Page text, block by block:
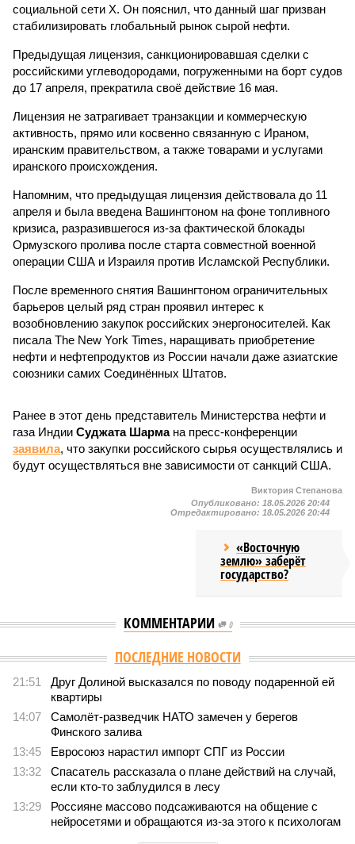
социальной сети X. Он пояснил, что данный шаг призван
стабилизировать глобальный рынок сырой нефти.
Предыдущая лицензия, санкционировавшая сделки с
российскими углеводородами, погруженными на борт судов
до 17 апреля, прекратила своё действие 16 мая.
Лицензия не затрагивает транзакции и коммерческую
активность, прямо или косвенно связанную с Ираном,
иранским правительством, а также товарами и услугами
иранского происхождения.
Напомним, что предыдущая лицензия действовала до 11
апреля и была введена Вашингтоном на фоне топливного
кризиса, разразившегося из-за фактической блокады
Ормузского пролива после старта совместной военной
операции США и Израиля против Исламской Республики.
После временного снятия Вашингтоном ограничительных
барьеров целый ряд стран проявил интерес к
возобновлению закупок российских энергоносителей. Как
писала The New York Times, наращивать приобретение
нефти и нефтепродуктов из России начали даже азиатские
союзники самих Соединённых Штатов.
Ранее в этот день представитель Министерства нефти и
газа Индии Суджата Шармана пресс-конференции
заявила, что закупки российского сырья осуществлялись и
будут осуществляться вне зависимости от санкций США.
Виктория Степанова
Опубликовано: 18.05.2026 20:44
Отредактировано: 18.05.2026 20:44
«Восточную
землю» заберёт
государство?
КОММЕНТАРИИ 0
ПОСЛЕДНИЕ НОВОСТИ
21:51
Друг Долиной высказался по поводу подаренной ей
квартиры
14:07
Самолёт-разведчик НАТО замечен у берегов
Финского залива
13:45
Евросоюз нарастил импорт СПГ из России
13:32
Спасатель рассказала о плане действий на случай,
если кто-то заблудился в лесу
13:29
Россияне массово подсаживаются на общение с
нейросетями и обращаются из-за этого к психологам